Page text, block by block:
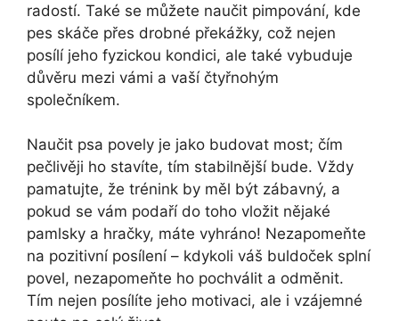
radostí. Také se můžete naučit pimpování, kde
pes skáče přes drobné překážky, což nejen
posílí jeho fyzickou kondici, ale také vybuduje
důvěru mezi vámi a vaší čtyřnohým
společníkem.
Naučit psa povely je jako budovat most; čím
pečlivěji ho stavíte, tím stabilnější bude. Vždy
pamatujte, že trénink by měl být zábavný, a
pokud se vám podaří do toho vložit nějaké
pamlsky a hračky, máte vyhráno! Nezapomeňte
na pozitivní posílení – kdykoli váš buldoček splní
povel, nezapomeňte ho pochválit a odměnit.
Tím nejen posílíte jeho motivaci, ale i vzájemné